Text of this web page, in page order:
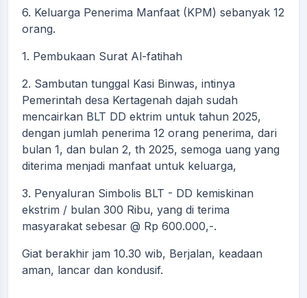
6. Keluarga Penerima Manfaat (KPM) sebanyak 12
orang.
1. Pembukaan Surat Al-fatihah
2. Sambutan tunggal Kasi Binwas, intinya
Pemerintah desa Kertagenah dajah sudah
mencairkan BLT DD ektrim untuk tahun 2025,
dengan jumlah penerima 12 orang penerima, dari
bulan 1, dan bulan 2, th 2025, semoga uang yang
diterima menjadi manfaat untuk keluarga,
3. Penyaluran Simbolis BLT - DD kemiskinan
ekstrim / bulan 300 Ribu, yang di terima
masyarakat sebesar @ Rp 600.000,-.
Giat berakhir jam 10.30 wib, Berjalan, keadaan
aman, lancar dan kondusif.